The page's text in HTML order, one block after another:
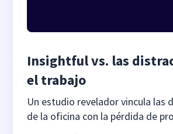
Insightful vs. las
el trabajo
Un estudio revelador vincula las
de la oficina con la pérdida de